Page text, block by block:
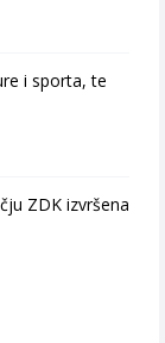
i sporta, te
ZDK izvršena